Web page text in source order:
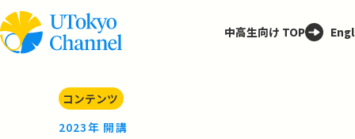
中高生向け TOP
コンテンツ
2023年 開講